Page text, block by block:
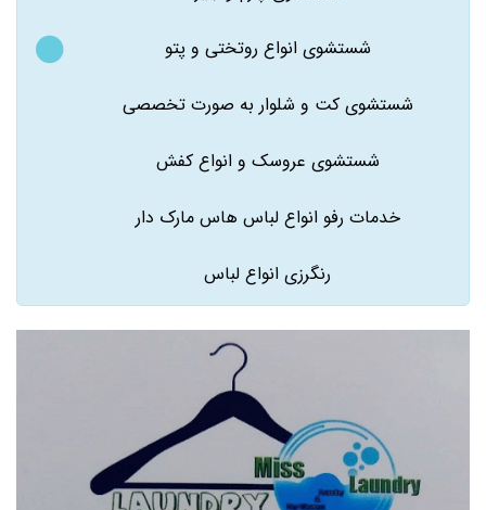
شستشوی انواع روتختی و پتو
شستشوی کت و شلوار به صورت تخصصی
شستشوی عروسک و انواع کفش
خدمات رفو انواع لباس هاس مارک دار
رنگرزی انواع لباس